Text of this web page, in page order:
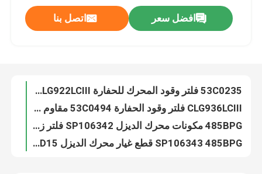
أشرطة فيديو
جولة في المعمل
رقابة جودة
افضل سعر اتصل بنا
CLG936LCIII فلتر وقود الحفارة 53C0494 مقاوم للتآكل
485BPG مكونات محرك الديزل SP106342 فلتر زيت الوقود
SP106343 485BPG قطع غيار محرك الديزل CPC15 CPCD15 فلتر زيت الرافعة الشوكية
CPCD35 رافعة شوكية قطع غيار محرك الديزل 490BPG SP107310 فلتر زيت الديزل